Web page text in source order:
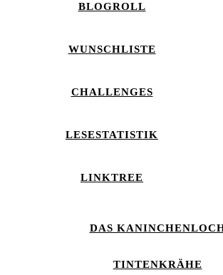
BLOGROLL
WUNSCHLISTE
CHALLENGES
LESESTATISTIK
LINKTREE
DAS
TINTENKRÄHE